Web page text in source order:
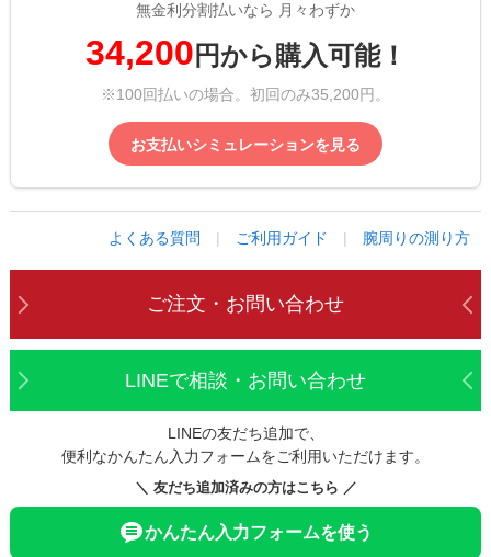
無金利分割払いなら 月々わずか
34,200 円から購入可能！
※100回払いの場合。初回のみ35,200円。
お支払いシミュレーションを見る
よくある質問 | ご利用ガイド | 腕周りの測り方
ご注文・お問い合わせ
LINEで相談・お問い合わせ
LINEの友だち追加で、
便利なかんたん入力フォームをご利用いただけます。
＼ 友だち追加済みの方はこちら ／
かんたん入力フォームを使う